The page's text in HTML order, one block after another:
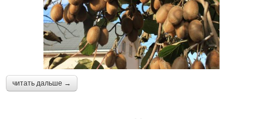
читать дальше →